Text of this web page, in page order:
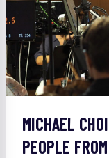
MICHAEL
PEOPLE